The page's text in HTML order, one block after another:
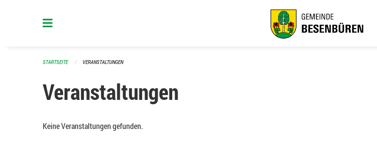
STARTSEITE VERANSTALTUNGEN
Veranstaltungen
Keine Veranstaltungen gefunden.